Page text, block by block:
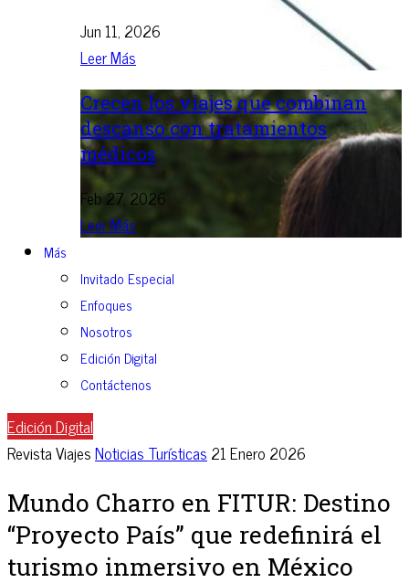
Jun 11, 2026
Leer Más
Crecen los viajes que combinan
descanso con tratamientos
médicos
Feb 27, 2026
Leer Más
Más
Invitado Especial
Enfoques
Nosotros
Edición Digital
Contáctenos
Edición Digital
Revista ViajesNoticias Turísticas 21 Enero 2026
Mundo Charro en FITUR: Destino
“Proyecto País” que redefinirá el
turismo inmersivo en México